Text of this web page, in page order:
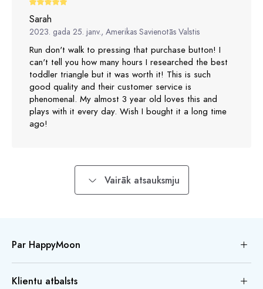
Sarah
2023. gada 25. janv., Amerikas Savienotās Valstis
Run don't walk to pressing that purchase button! I
can't tell you how many hours I researched the best
toddler triangle but it was worth it! This is such
good quality and their customer service is
phenomenal. My almost 3 year old loves this and
plays with it every day. Wish I bought it a long time
ago!
Vairāk atsauksmju
Par HappyMoon
Klientu atbalsts